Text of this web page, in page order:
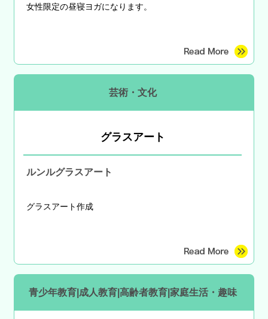
女性限定の昼寝ヨガになります。
芸術・文化
グラスアート
ルンルグラスアート
グラスアート作成
青少年教育|成人教育|高齢者教育|家庭生活・趣味